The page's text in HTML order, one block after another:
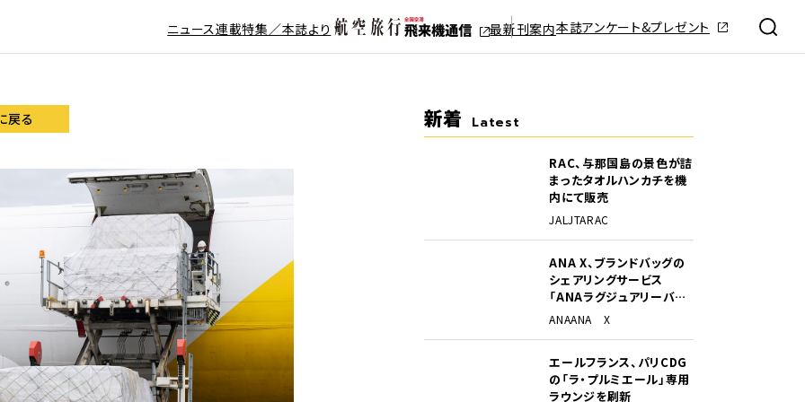
ニュース連載特集／本誌より 最新刊案内本誌アンケート&プレゼント
戻る 新着 Latest
RAC、与那国島の景色が詰
まったタオルハンカチを機
内にて販売
JALJTARAC
ANA X、ブランドバッグの
シェアリングサービス
「ANAラグジュアリーバッ
グ」開始
ANAANA X
エールフランス、パリCDG
の「ラ・プルミエール」専用
ラウンジを刷新